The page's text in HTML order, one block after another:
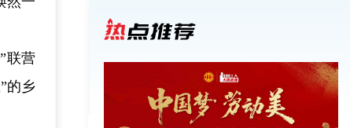
联营
的乡